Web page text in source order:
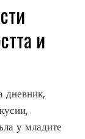
и
дневник,
у младите